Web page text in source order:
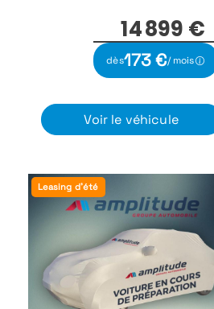
14 899 €
dès173 €/ mois
Voir le véhicule
Leasing d'été